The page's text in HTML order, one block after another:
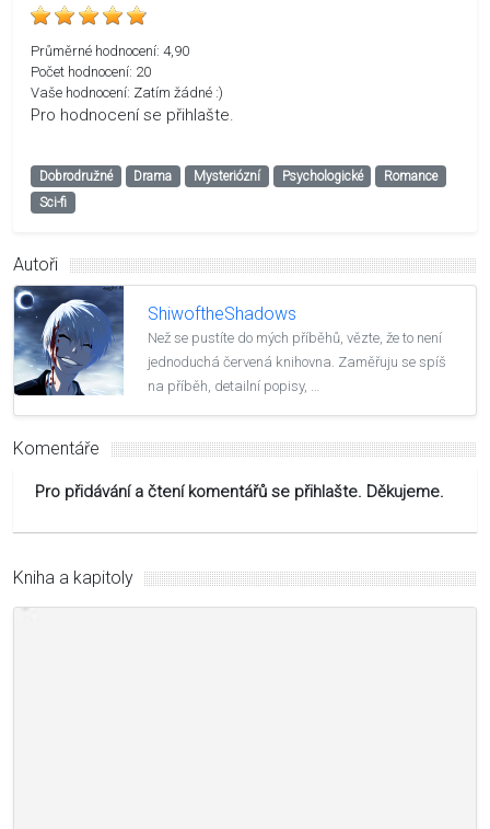
Průměrné hodnocení: 4,90
Počet hodnocení: 20
Vaše hodnocení: Zatím žádné :)
Pro hodnocení se přihlašte.
Dobrodružné Drama Mysteriózní Psychologické
Romance
Sci-fi
Autoři
ShiwoftheShadows
Než se pustíte do mých příběhů, vězte, že to není
jednoduchá červená knihovna. Zaměřuju se spíš
na příběh, detailní popisy, …
Komentáře
Pro přidávání a čtení komentářů se přihlašte. Děkujeme.
Kniha a kapitoly